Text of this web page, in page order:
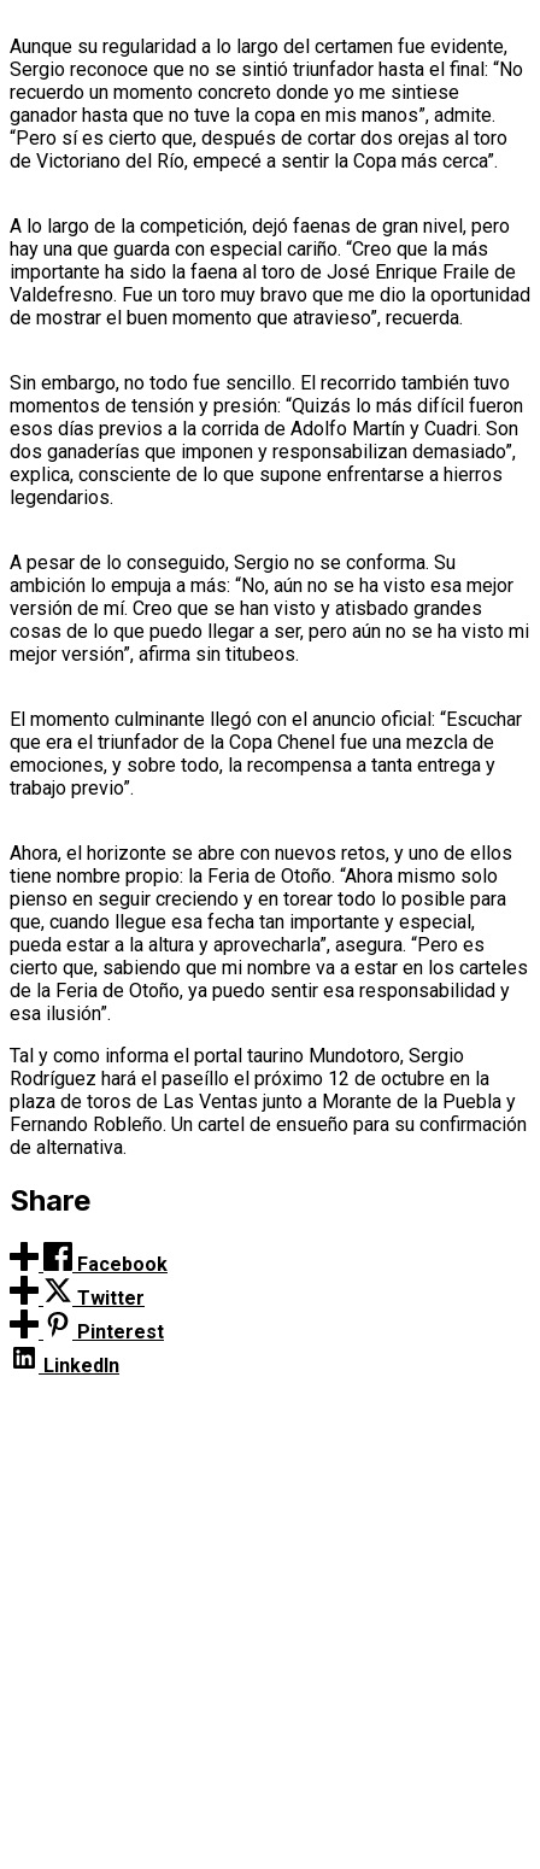
Aunque su regularidad a lo largo del certamen fue evidente,
Sergio reconoce que no se sintió triunfador hasta el final: “No
recuerdo un momento concreto donde yo me sintiese
ganador hasta que no tuve la copa en mis manos”, admite.
“Pero sí es cierto que, después de cortar dos orejas al toro
de Victoriano del Río, empecé a sentir la Copa más cerca”.
A lo largo de la competición, dejó faenas de gran nivel, pero
hay una que guarda con especial cariño. “Creo que la más
importante ha sido la faena al toro de José Enrique Fraile de
Valdefresno. Fue un toro muy bravo que me dio la oportunidad
de mostrar el buen momento que atravieso”, recuerda.
Sin embargo, no todo fue sencillo. El recorrido también tuvo
momentos de tensión y presión: “Quizás lo más difícil fueron
esos días previos a la corrida de Adolfo Martín y Cuadri. Son
dos ganaderías que imponen y responsabilizan demasiado”,
explica, consciente de lo que supone enfrentarse a hierros
legendarios.
A pesar de lo conseguido, Sergio no se conforma. Su
ambición lo empuja a más: “No, aún no se ha visto esa mejor
versión de mí. Creo que se han visto y atisbado grandes
cosas de lo que puedo llegar a ser, pero aún no se ha visto mi
mejor versión”, afirma sin titubeos.
El momento culminante llegó con el anuncio oficial: “Escuchar
que era el triunfador de la Copa Chenel fue una mezcla de
emociones, y sobre todo, la recompensa a tanta entrega y
trabajo previo”.
Ahora, el horizonte se abre con nuevos retos, y uno de ellos
tiene nombre propio: la Feria de Otoño. “Ahora mismo solo
pienso en seguir creciendo y en torear todo lo posible para
que, cuando llegue esa fecha tan importante y especial,
pueda estar a la altura y aprovecharla”, asegura. “Pero es
cierto que, sabiendo que mi nombre va a estar en los carteles
de la Feria de Otoño, ya puedo sentir esa responsabilidad y
esa ilusión”.
Tal y como informa el portal taurino Mundotoro, Sergio
Rodríguez hará el paseíllo el próximo 12 de octubre en la
plaza de toros de Las Ventas junto a Morante de la Puebla y
Fernando Robleño. Un cartel de ensueño para su confirmación
de alternativa.
Share
Facebook
Twitter
Pinterest
LinkedIn